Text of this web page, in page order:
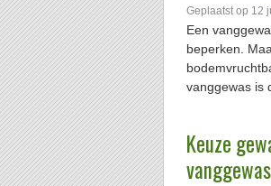
Geplaatst op 12
Een
beperken.
vanggewas is
Keuze